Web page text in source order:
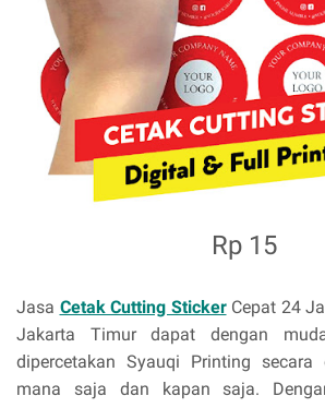
Rp 15
Jasa Cetak Cutting StickerCepat 24
Jakarta Timur dapat dengan
dipercetakan Syauqi Printing secara
mana saja dan kapan saja.